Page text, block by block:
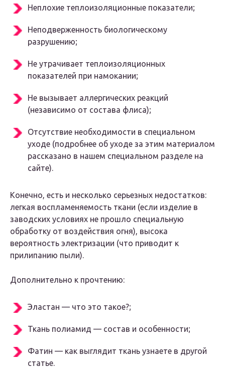
Неплохие теплоизоляционные показатели;
Неподверженность биологическому
разрушению;
Не утрачивает теплоизоляционных
показателей при намокании;
Не вызывает аллергических реакций
(независимо от состава флиса);
Отсутствие необходимости в специальном
уходе (подробнее об уходе за этим материалом
рассказано в нашем специальном разделе на
сайте).
Конечно, есть и несколько серьезных недостатков:
легкая воспламеняемость ткани (если изделие в
заводских условиях не прошло специальную
обработку от воздействия огня), высока
вероятность электризации (что приводит к
прилипанию пыли).
Дополнительно к прочтению:
Эластан — что это такое?;
Ткань полиамид — состав и особенности;
Фатин — как выглядит ткань узнаете в другой
статье.